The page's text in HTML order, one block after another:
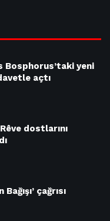
Bosphorus’taki yeni
açtı
dostlarını
çağrısı